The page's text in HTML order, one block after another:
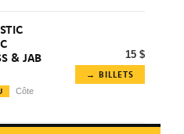
& JAB
Côte
15 $
→ BILLETS